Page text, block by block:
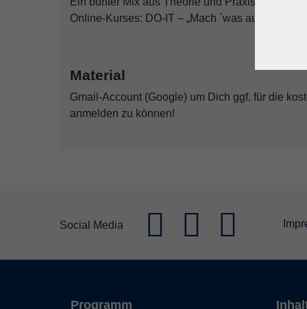
Online-Kurses: DO-IT – „Mach ´was auf Deinem
Material
Gmail-Account (Google) um Dich ggf. für die
anmelden zu können!
Social Media
Programm